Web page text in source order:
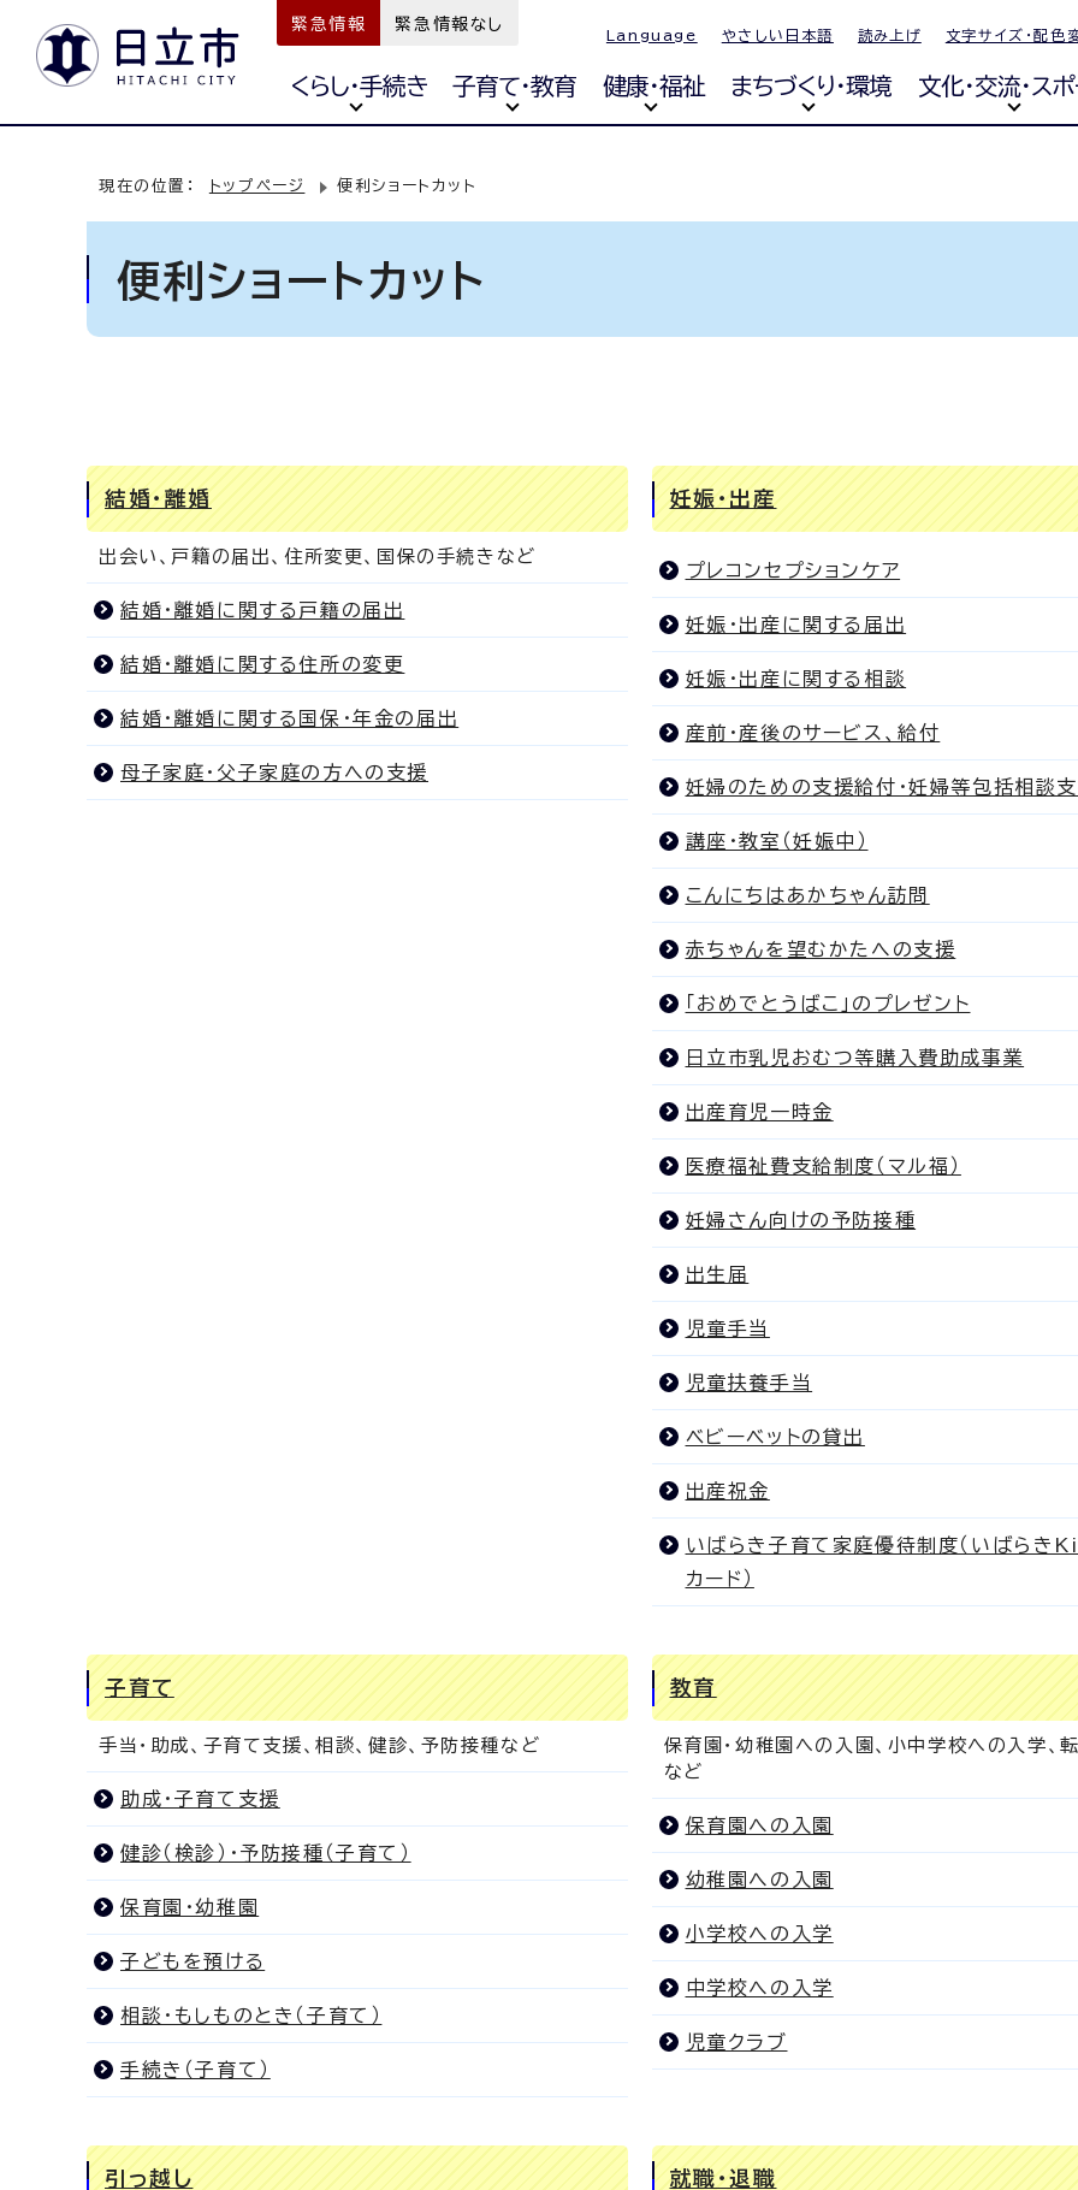
緊急情報 緊急情報なし
Language やさしい日本語 読み上げ 文字サイズ・配色
くらし・手続き 子育て・教育 健康・福祉 まちづくり・環境 文化・交流・ス
現在の位置： トップページ 便利ショートカット
便利ショートカット
結婚・離婚
出会い、戸籍の届出、住所変更、国保の手続きなど
結婚・離婚に関する戸籍の届出
結婚・離婚に関する住所の変更
結婚・離婚に関する国保・年金の届出
母子家庭・父子家庭の方への支援
妊娠・出産
プレコンセプションケア
妊娠・出産に関する届出
妊娠・出産に関する相談
産前・産後のサービス、給付
妊婦のための支援給付・妊婦等包括相談
講座・教室（妊娠中）
こんにちはあかちゃん訪問
赤ちゃんを望むかたへの支援
「おめでとうばこ」のプレゼント
日立市乳児おむつ等購入費助成事業
出産育児一時金
医療福祉費支給制度（マル福）
妊婦さん向けの予防接種
出生届
児童手当
児童扶養手当
ベビーベットの貸出
出産祝金
いばらき子育て家庭優待制度（いばら
カード）
子育て
手当・助成、子育て支援、相談、健診、予防接種など
助成・子育て支援
健診（検診）・予防接種（子育て）
保育園・幼稚園
子どもを預ける
相談・もしものとき（子育て）
手続き（子育て）
教育
保育園・幼稚園への入園、小中学校への入学、
など
保育園への入園
幼稚園への入園
小学校への入学
中学校への入学
児童クラブ
引っ越し 就職・退職